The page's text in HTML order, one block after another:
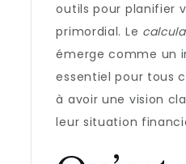
outils pour planifier
primordial. Le
émerge comme un
essentiel pour tous
à avoir une vision
leur situation